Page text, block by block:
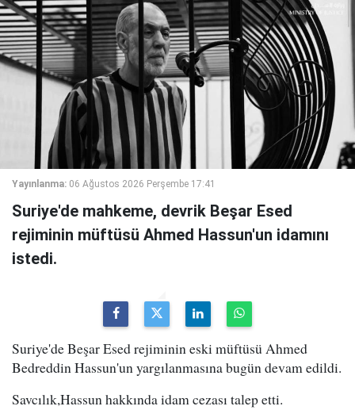
Yayınlanma: 06 Ağustos 2026 Perşembe 17:41
Suriye'de mahkeme, devrik Beşar Esed
rejiminin müftüsü Ahmed Hassun'un idamını
istedi.
Suriye'de Beşar Esed rejiminin eski müftüsü Ahmed
Bedreddin Hassun'un yargılanmasına bugün devam edildi.
Savcılık,Hassun hakkında idam cezası talep etti.